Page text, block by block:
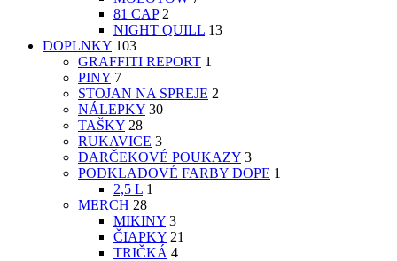
81 CAP 2
NIGHT QUILL 13
DOPLNKY 103
GRAFFITI REPORT 1
PINY 7
STOJAN NA SPREJE 2
NÁLEPKY 30
TAŠKY 28
RUKAVICE 3
DARČEKOVÉ POUKAZY 3
PODKLADOVÉ FARBY DOPE 1
2,5 L 1
MERCH 28
MIKINY 3
ČIAPKY 21
TRIČKÁ 4